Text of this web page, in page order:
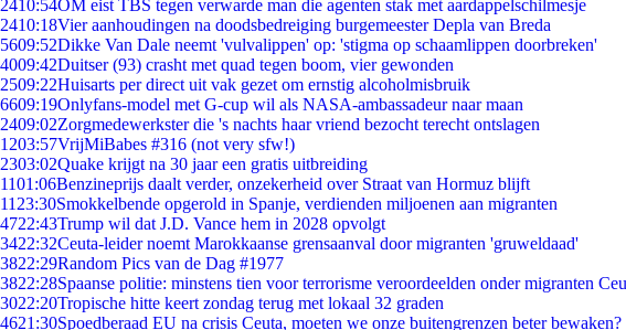
2410:54OM eist TBS tegen verwarde man die agenten stak met aardappelschilmesje
2410:18Vier aanhoudingen na doodsbedreiging burgemeester Depla van Breda
5609:52Dikke Van Dale neemt 'vulvalippen' op: 'stigma op schaamlippen doorbreken'
4009:42Duitser (93) crasht met quad tegen boom, vier gewonden
2509:22Huisarts per direct uit vak gezet om ernstig alcoholmisbruik
6609:19Onlyfans-model met G-cup wil als NASA-ambassadeur naar maan
2409:02Zorgmedewerkster die 's nachts haar vriend bezocht terecht ontslagen
1203:57VrijMiBabes #316 (not very sfw!)
2303:02Quake krijgt na 30 jaar een gratis uitbreiding
1101:06Benzineprijs daalt verder, onzekerheid over Straat van Hormuz blijft
11 23:30Smokkelbende opgerold in Spanje, verdienden miljoenen aan migranten
4722:43Trump wil dat J.D. Vance hem in 2028 opvolgt
3422:32Ceuta-leider noemt Marokkaanse grensaanval door migranten 'gruweldaad'
3822:29Random Pics van de Dag #1977
3822:28Spaanse politie: minstens tien voor terrorisme veroordeelden onder migranten
3022:20Tropische hitte keert zondag terug met lokaal 32 graden
4621:30Spoedberaad EU na crisis Ceuta, moeten we onze buitengrenzen beter bewaken?